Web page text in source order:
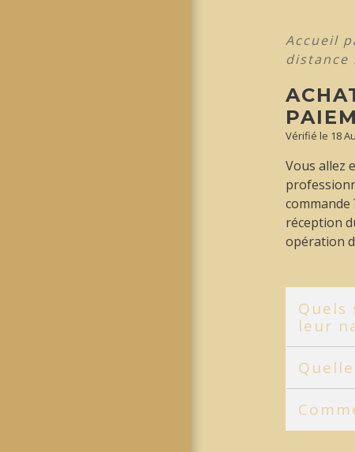
Accueil
distance
Vérifié le 18
Vous allez
commande
réception
opération
Quels
leur